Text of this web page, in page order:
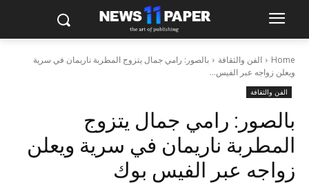
Home الفن والثقافة
بالصور: رامي جمال يتزوج المطربة ناريمان في سرية
ويعلن زواجه عبر الفيس...
الفن والثقافة
بالصور: رامي جمال يتزوج
المطربة ناريمان في سرية ويعلن
زواجه عبر الفيس بوك